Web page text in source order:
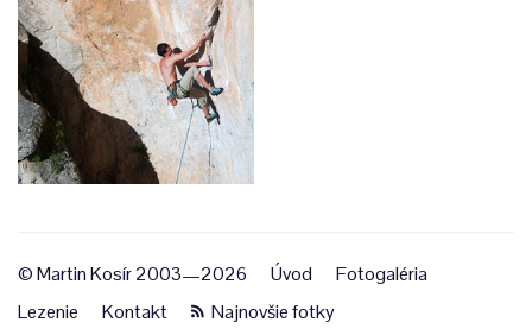
© Martin Kosír 2003—2026 Úvod
Fotogaléria
Lezenie
Kontakt Najnovšie fotky